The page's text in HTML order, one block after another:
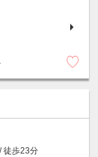
/ 徒歩23分